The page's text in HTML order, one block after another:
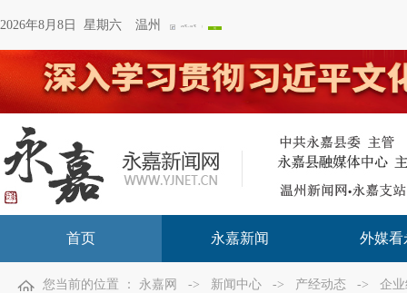
2026年8月8日 星期六 温州
首页 永嘉新闻 外媒看
您当前的位置 ： 永嘉网 -> 新闻中心 -> 产经动态 -> 企